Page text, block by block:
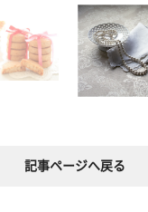
記事ページへ戻る